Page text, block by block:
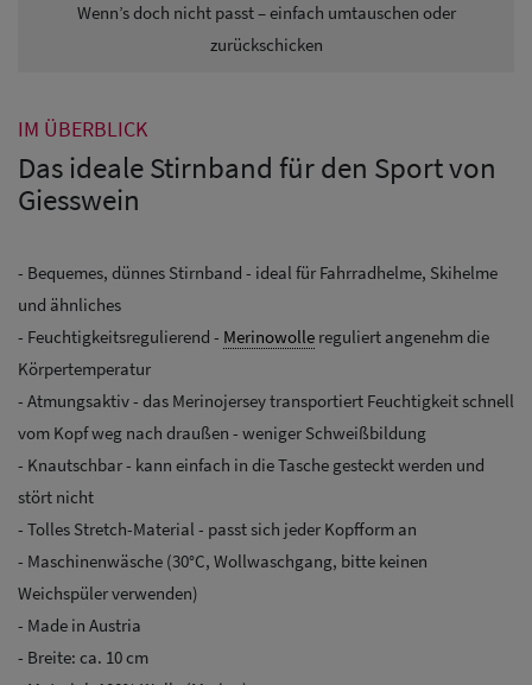
Herren
Wenn’s doch nicht passt – einfach umtauschen oder
zurückschicken
IM ÜBERBLICK
Das ideale Stirnband für den Sport von
Giesswein
- Bequemes, dünnes Stirnband - ideal für Fahrradhelme, Skihelme
und ähnliches
- Feuchtigkeitsregulierend - Merinowolle reguliert angenehm die
Körpertemperatur
- Atmungsaktiv - das Merinojersey transportiert Feuchtigkeit schnell
vom Kopf weg nach draußen - weniger Schweißbildung
- Knautschbar - kann einfach in die Tasche gesteckt werden und
stört nicht
- Tolles Stretch-Material - passt sich jeder Kopfform an
- Maschinenwäsche (30°C, Wollwaschgang, bitte keinen
Weichspüler verwenden)
- Made in Austria
- Breite: ca. 10 cm